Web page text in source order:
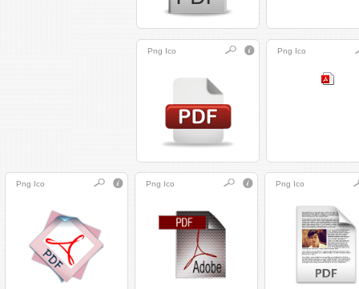
Png Ico Png Ico
Png Ico Png Ico Png Ico